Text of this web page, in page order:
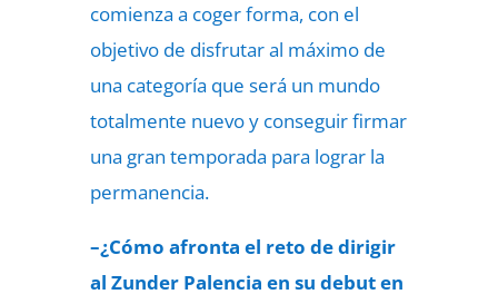
comienza a coger forma, con el
objetivo de disfrutar al máximo de
una categoría que será un mundo
totalmente nuevo y conseguir firmar
una gran temporada para lograr la
permanencia.
–¿Cómo afronta el reto de dirigir
al Zunder Palencia en su debut en